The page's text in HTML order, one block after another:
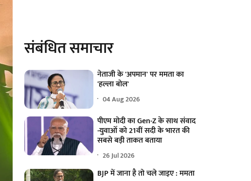
संबंधित समाचार
नेताजी के 'अपमान' पर ममता का
'हल्ला बोल'
04 Aug 2026
पीएम मोदी का Gen-Z के साथ संवाद
-युवाओं को 21वीं सदी के भारत की
सबसे बड़ी ताकत बताया
26 Jul 2026
BJP में जाना है तो चले जाइए : ममता